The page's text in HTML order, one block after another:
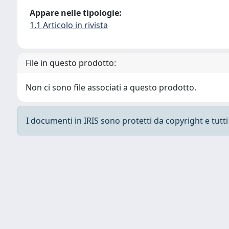
Appare nelle tipologie:
1.1 Articolo in rivista
File in questo prodotto:
Non ci sono file associati a questo prodotto.
I documenti in IRIS sono protetti da copyright e